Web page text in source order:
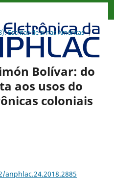
Escritas de si nas Américas /
Bolívar: do
aos usos do
coloniais